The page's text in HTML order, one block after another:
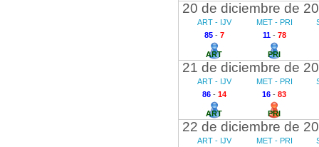
20 de diciembre de
ART - IJV
85- 7
ART
MET - PRI
11- 78
PRI
21 de diciembre de
ART - IJV
86- 14
ART
MET - PRI
16 - 83
PRI
22 de diciembre de
ART - IJV
MET - PRI